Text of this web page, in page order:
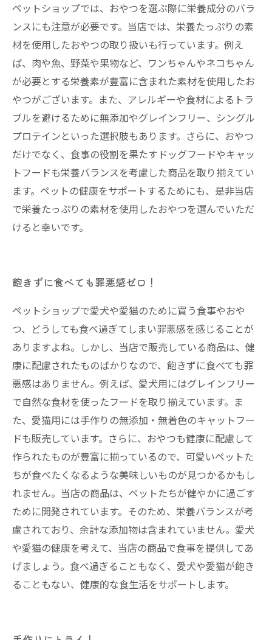
ペットショップでは、おやつを選ぶ際に栄養成分のバラ
ンスにも注意が必要です。当店では、栄養たっぷりの素
材を使用したおやつの取り扱いも行っています。例え
ば、肉や魚、野菜や果物など、ワンちゃんやネコちゃん
が必要とする栄養素が豊富に含まれた素材を使用したお
やつがございます。また、アレルギーや食材によるトラ
ブルを避けるために無添加やグレインフリー、シングル
プロテインといった選択肢もあります。さらに、おやつ
だけでなく、食事の役割を果たすドッグフードやキャッ
トフードも栄養バランスを考慮した商品を取り揃えてい
ます。ペットの健康をサポートするためにも、是非当店
で栄養たっぷりの素材を使用したおやつを選んでいただ
けると幸いです。
飽きずに食べても罪悪感ゼロ！
ペットショップで愛犬や愛猫のために買う食事やおや
つ、どうしても食べ過ぎてしまい罪悪感を感じることが
ありますよね。しかし、当店で販売している商品は、健
康に配慮されたものばかりなので、飽きずに食べても罪
悪感はありません。例えば、愛犬用にはグレインフリー
で自然な食材を使ったフードを取り揃えています。ま
た、愛猫用には手作りの無添加・無着色のキャットフー
ドも販売しています。さらに、おやつも健康に配慮して
作られたものが豊富に揃っているので、可愛いペットた
ちが食べたくなるような美味しいものが見つかるかもし
れません。当店の商品は、ペットたちが健やかに過ごす
ために開発されています。そのため、栄養バランスが考
慮されており、余計な添加物は含まれていません。愛犬
や愛猫の健康を考えて、当店の商品で食事を提供してあ
げましょう。食べ過ぎることもなく、愛犬や愛猫が飽き
ることもない、健康的な食生活をサポートします。